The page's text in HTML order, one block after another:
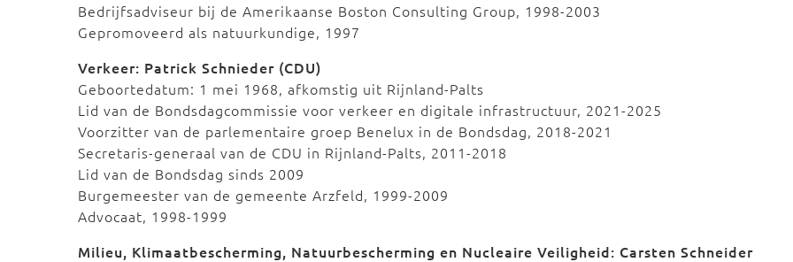
Bedrijfsadviseur bij de Amerikaanse Boston Consulting Group, 1998-2003
Gepromoveerd als natuurkundige, 1997
Verkeer: Patrick Schnieder (CDU)
Geboortedatum: 1 mei 1968, afkomstig uit Rijnland-Palts
Lid van de Bondsdagcommissie voor verkeer en digitale infrastructuur, 2021-2025
Voorzitter van de parlementaire groep Benelux in de Bondsdag, 2018-2021
Secretaris-generaal van de CDU in Rijnland-Palts, 2011-2018
Lid van de Bondsdag sinds 2009
Burgemeester van de gemeente Arzfeld, 1999-2009
Advocaat, 1998-1999
Milieu, Klimaatbescherming, Natuurbescherming en Nucleaire Veiligheid: Carsten Schneider